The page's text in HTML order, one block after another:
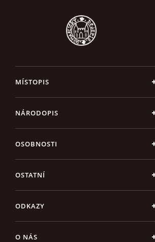
MÍSTOPIS
NÁRODOPIS
OSOBNOSTI
OSTATNÍ
ODKAZY
O NÁS